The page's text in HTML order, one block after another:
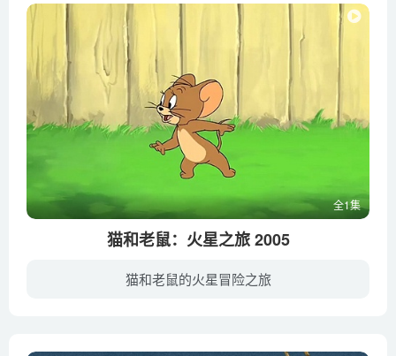
全1集
猫和老鼠：火星之旅 2005
猫和老鼠的火星冒险之旅